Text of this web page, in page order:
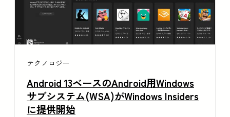
テクノロジー
Android 13ベースのAndroid用Windows
サブシステム(WSA)がWindows Insiders
に提供開始